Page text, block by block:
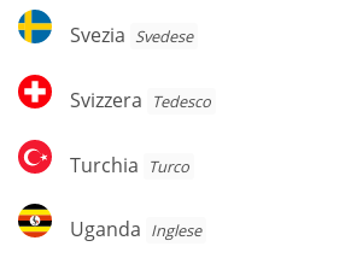
Svezia
Svezia Svedese
Svizzera
Svizzera Tedesco
Turchia
Turchia Turco
Uganda
Uganda Inglese